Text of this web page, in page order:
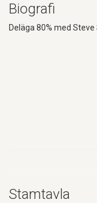
Biografi
Deläga 80% med
Stamtavla